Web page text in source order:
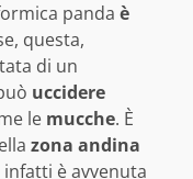
panda è
questa,
di un
uccidere
le mucche. È
zona andina
infatti è avvenuta